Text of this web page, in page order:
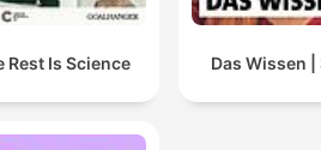
Rest Is Science Das Wissen |